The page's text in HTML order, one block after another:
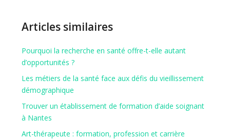
Articles similaires
Pourquoi la recherche en santé offre-t-elle autant
d’opportunités ?
Les métiers de la santé face aux défis du vieillissement
démographique
Trouver un établissement de formation d’aide soignant
à Nantes
Art-thérapeute : formation, profession et carrière